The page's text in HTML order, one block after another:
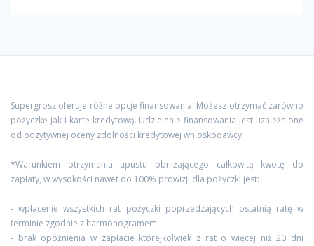
Supergrosz oferuje różne opcje finansowania. Możesz otrzymać zarówno
pożyczkę jak i kartę kredytową. Udzielenie finansowania jest uzależnione
od pozytywnej oceny zdolności kredytowej wnioskodawcy.
*Warunkiem otrzymania upustu obniżającego całkowitą kwotę do
zapłaty, w wysokości nawet do 100% prowizji dla pożyczki jest:
- wpłacenie wszystkich rat pożyczki poprzedzających ostatnią ratę w
terminie zgodnie z harmonogramem
- brak opóźnienia w zapłacie którejkolwiek z rat o więcej niż 20 dni